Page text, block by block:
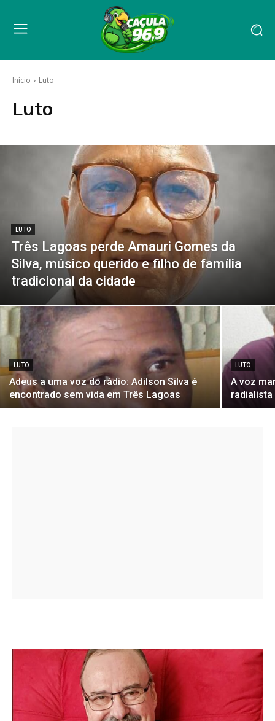
Início Luto
Luto
LUTO
Três Lagoas perde Amauri Gomes da
Silva, músico querido e filho de família
tradicional da cidade
LUTO
Adeus a uma voz do rádio: Adilson Silva é
encontrado sem vida em Três Lagoas
LUTO
A voz
radialista